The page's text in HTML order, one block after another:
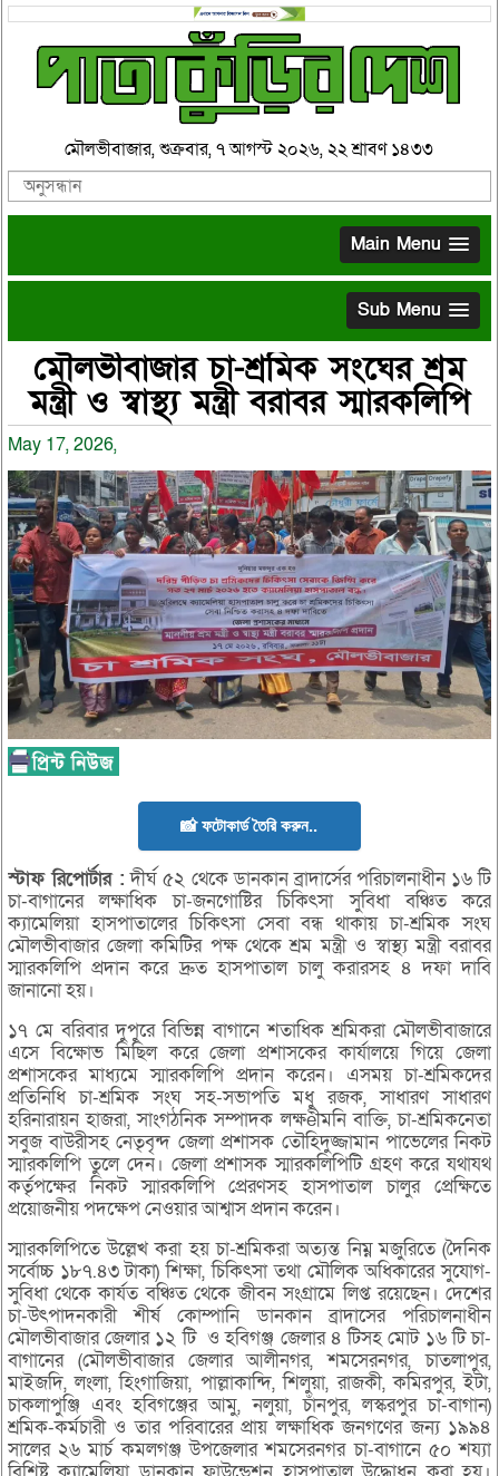
মৌলভীবাজার, শুক্রবার, ৭ আগস্ট ২০২৬, ২২ শ্রাবণ ১৪৩৩
Main Menu
Sub Menu
মৌলভীবাজার চা-শ্রমিক সংঘের শ্রম
মন্ত্রী ও স্বাস্থ্য মন্ত্রী বরাবর স্মারকলিপি
May 17, 2026,
📸 ফটোকার্ড তৈরি করুন..
স্টাফরিপোর্টার : দীর্ঘ ৫২ থেকে ডানকান ব্রাদার্সের পরিচালনাধীন ১৬ টি
চা-বাগানের লক্ষাধিক চা-জনগোষ্টির চিকিৎসা সুবিধা বঞ্চিত করে
ক্যামেলিয়া হাসপাতালের চিকিৎসা সেবা বন্ধ থাকায় চা-শ্রমিক সংঘ
মৌলভীবাজার জেলা কমিটির পক্ষ থেকে শ্রম মন্ত্রী ও স্বাস্থ্য মন্ত্রী বরাবর
স্মারকলিপি প্রদান করে দ্রুত হাসপাতাল চালু করারসহ ৪ দফা দাবি
জানানো হয়।
১৭ মে বরিবার দুপুরে বিভিন্ন বাগানে শতাধিক শ্রমিকরা মৌলভীবাজারে
এসে বিক্ষোভ মিছিল করে জেলা প্রশাসকের কার্যালয়ে গিয়ে জেলা
প্রশাসকের মাধ্যমে স্মারকলিপি প্রদান করেন। এসময় চা-শ্রমিকদের
প্রতিনিধি চা-শ্রমিক সংঘ সহ-সভাপতি মধু রজক, সাধারণ সাধারণ
হরিনারায়ন হাজরা, সাংগঠনিক সম্পাদক লক্ষèীমনি বাক্তি, চা-শ্রমিকনেতা
সবুজ বাউরীসহ নেতৃবৃন্দ জেলা প্রশাসক তৌহিদুজ্জামান পাভেলের নিকট
স্মারকলিপি তুলে দেন। জেলা প্রশাসক স্মারকলিপিটি গ্রহণ করে যথাযথ
কর্তৃপক্ষের নিকট স্মারকলিপি প্রেরণসহ হাসপাতাল চালুর প্রেক্ষিতে
প্রয়োজনীয় পদক্ষেপ নেওয়ার আশ্বাস প্রদান করেন।
স্মারকলিপিতে উল্লেখ করা হয় চা-শ্রমিকরা অত্যন্ত নিম্ন মজুরিতে (দৈনিক
সর্বোচ্চ ১৮৭.৪৩ টাকা) শিক্ষা, চিকিৎসা তথা মৌলিক অধিকারের সুযোগ-
সুবিধা থেকে কার্যত বঞ্চিত থেকে জীবন সংগ্রামে লিপ্ত রয়েছেন। দেশের
চা-উৎপাদনকারী শীর্ষ কোম্পানি ডানকান ব্রাদাসের পরিচালনাধীন
মৌলভীবাজার জেলার ১২ টি ও হবিগঞ্জ জেলার ৪ টিসহ মোট ১৬ টি চা-
বাগানের (মৌলভীবাজার জেলার আলীনগর, শমসেরনগর, চাতলাপুর,
মাইজদি, লংলা, হিংগাজিয়া, পাল্লাকান্দি, শিলুয়া, রাজকী, কমিরপুর, ইটা,
চাকলাপুঞ্জি এবং হবিগঞ্জের আমু, নলুয়া, চাঁনপুর, লস্করপুর চা-বাগান)
শ্রমিক-কর্মচারী ও তার পরিবারের প্রায় লক্ষাধিক জনগণের জন্য ১৯৯৪
সালের ২৬ মার্চ কমলগঞ্জ উপজেলার শমসেরনগর চা-বাগানে ৫০ শয্যা